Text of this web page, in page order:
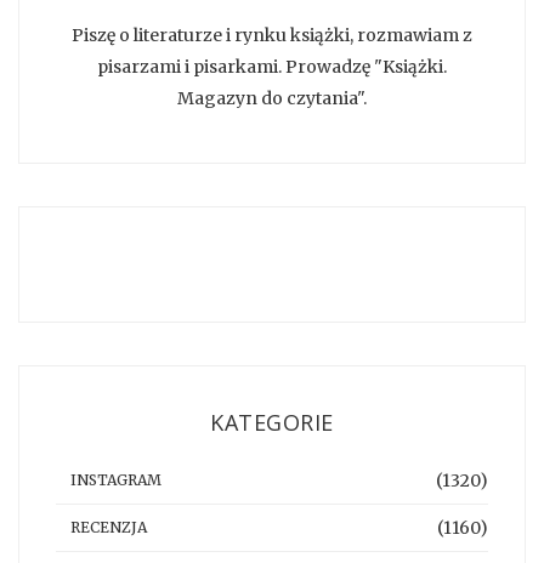
Piszę o literaturze i rynku książki, rozmawiam z
pisarzami i pisarkami. Prowadzę "Książki.
Magazyn do czytania".
KATEGORIE
INSTAGRAM (1320)
RECENZJA (1160)